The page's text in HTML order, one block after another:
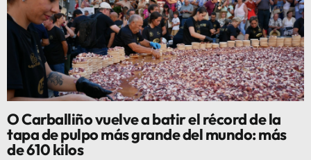
O Carballiño vuelve a batir el récord de la
tapa de pulpo más grande del mundo: más
de 610 kilos